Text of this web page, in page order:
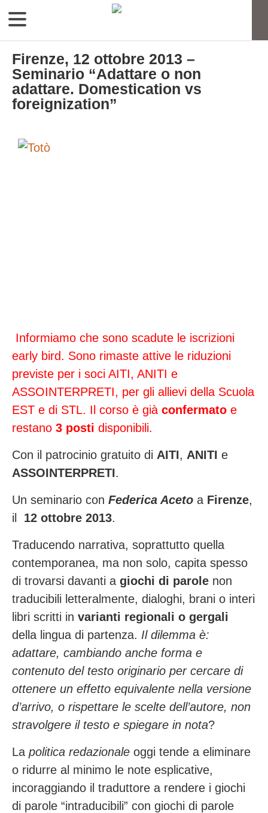
Firenze, 12 ottobre 2013 –
Seminario “Adattare o non
adattare. Domestication vs
foreignization”
Informiamo che sono scadute le iscrizioni
early bird. Sono rimaste attive le riduzioni
previste per i soci AITI, ANITI e
ASSOINTERPRETI, per gli allievi della Scuola
EST e di STL. Il corso è già confermato e
restano 3 posti disponibili.
Con il patrocinio gratuito di AITI, ANITI e
ASSOINTERPRETI.
Un seminario con Federica Aceto a Firenze,
il
12 ottobre 2013.
Traducendo narrativa, soprattutto quella
contemporanea, ma non solo, capita spesso
di trovarsi davanti a giochi di parole non
traducibili letteralmente, dialoghi, brani o interi
libri scritti in varianti regionali o gergali
della lingua di partenza. Il dilemma è:
adattare, cambiando anche forma e
contenuto del testo originario per cercare di
ottenere un effetto equivalente nella versione
d’arrivo, o rispettare le scelte dell’autore, non
stravolgere il testo e spiegare in nota?
La politica redazionale oggi tende a eliminare
o ridurre al minimo le note esplicative,
incoraggiando il traduttore a rendere i giochi
di parole “intraducibili” con giochi di parole